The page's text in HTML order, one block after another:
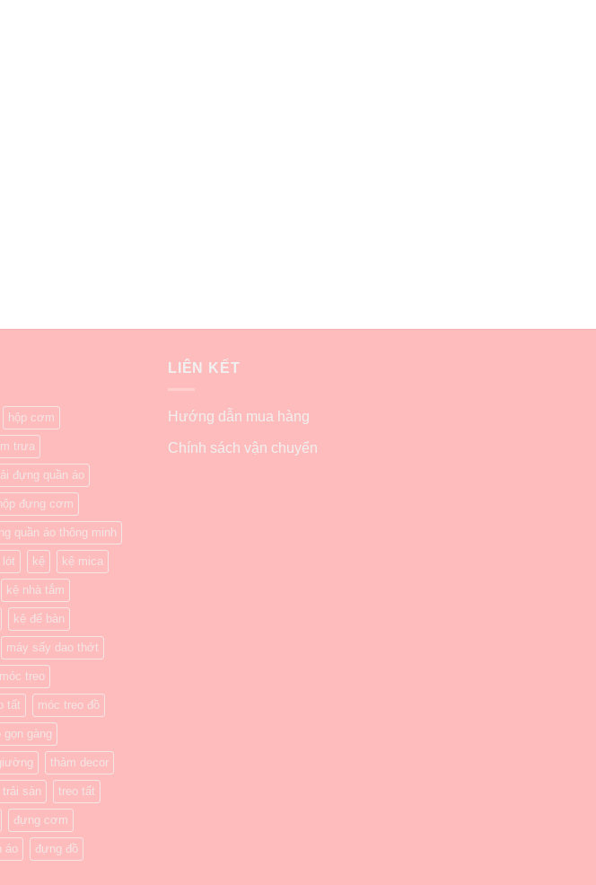
hộp cơm
trưa
đựng quần áo
hộp đựng cơm
quần áo thông minh
lót kệ kệ mica
kệ nhà tắm
kệ để bàn
máy sấy dao thớt
móc treo
tất móc treo đồ
gọn gàng
thảm decor
sàn treo tất
đựng cơm
áo đựng đồ
LIÊN KẾT
Hướng dẫn mua hàng
Chính sách vận chuyển